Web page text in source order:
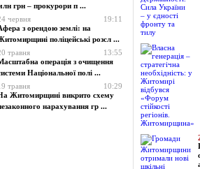
грн – прокурори п ...
червня
19:11
з орендою землі: на
поліцейські розсл ...
травня
13:55
операція з очищення
Національної полі ...
травня
10:29
Житомирщині викрито схему
нарахування гр ...